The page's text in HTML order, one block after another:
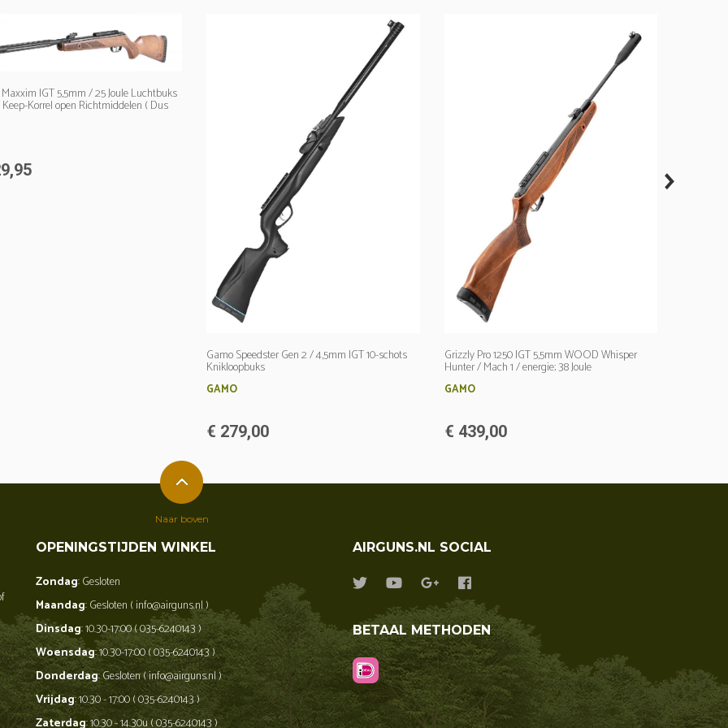
IGT 5,5mm / 25 Joule Luchtbuks
Korrel open Richtmiddelen ( Dus
!! ) / Gedempte loop
Gamo Speedster Gen 2 / 4,5mm IGT 10-schots
Knikloopbuks
GAMO
€ 279,00
Grizzly Pro 1250 IGT 5,5mm WOOD Whisper
Hunter / Mach 1 / energie; 38 Joule
GAMO
€ 439,00
OPENINGSTIJDEN WINKEL
Zondag: Gesloten
Maandag: Gesloten ( info@airguns.nl )
Dinsdag: 10.30-17:00 ( 035-6240143 )
Woensdag: 10.30-17:00 ( 035-6240143 )
Donderdag: Gesloten ( info@airguns.nl )
Vrijdag: 10.30 - 17:00 ( 035-6240143 )
Zaterdag: 10.30 - 14.30u ( 035-6240143 )
AIRGUNS.NL SOCIAL
BETAAL METHODEN
Naar boven